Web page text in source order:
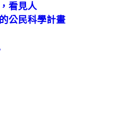
看見人
公民科學計畫